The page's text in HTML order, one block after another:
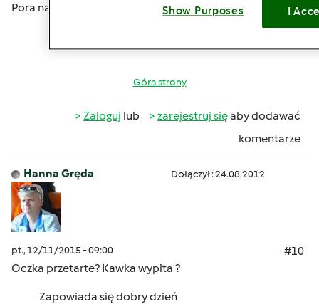
Pora na hop do łóżeczka
Góra strony
Zaloguj lub zarejestruj sięaby dodawać
komentarze
Hanna Gręda Dołączył : 24.08.2012
pt., 12/11/2015 - 09:00
#10
Oczka przetarte? Kawka wypita ?
Zapowiada się dobry dzień
Show Purposes I